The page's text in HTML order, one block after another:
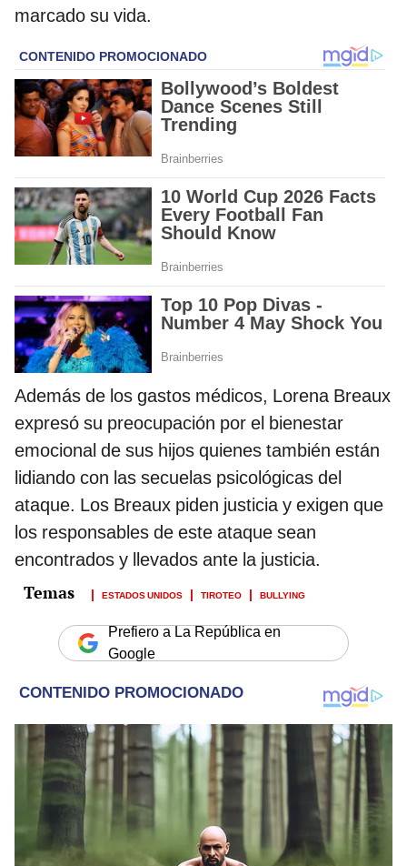
marcado su vida.
Además de los gastos médicos, Lorena Breaux
expresó su preocupación por el bienestar
emocional de sus hijos quienes también están
lidiando con las secuelas psicológicas del
ataque. Los Breaux piden justicia y exigen que
los responsables de este ataque sean
encontrados y llevados ante la justicia.
ESTADOS UNIDOS TIROTEO BULLYING
Prefiero a La República en
Google